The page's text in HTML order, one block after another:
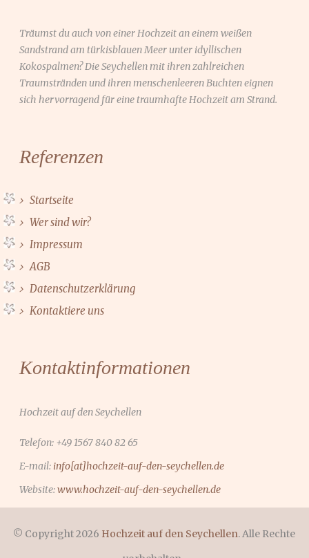
Träumst du auch von einer Hochzeit an einem weißen
Sandstrand am türkisblauen Meer unter idyllischen
Kokospalmen? Die Seychellen mit ihren zahlreichen
Traumstränden und ihren menschenleeren Buchten eignen
sich hervorragend für eine traumhafte Hochzeit am Strand.
Referenzen
Startseite
Wer sind wir?
Impressum
AGB
Datenschutzerklärung
Kontaktiere uns
Kontaktinformationen
Hochzeit auf den Seychellen
Telefon: +49 1567 840 82 65
E-mail: info[at]hochzeit-auf-den-seychellen.de
Website:www.hochzeit-auf-den-seychellen.de
© Copyright 2026 Hochzeit auf den Seychellen. Alle Rechte